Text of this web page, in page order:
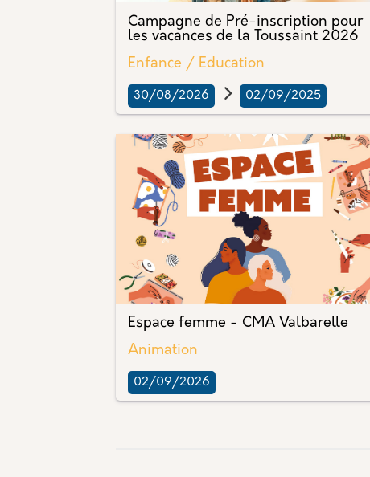
Campagne de Pré-inscription pour
les vacances de la Toussaint 2026
Enfance / Education
30/08/2026 02/09/2025
Espace femme - CMA Valbarelle
Animation
02/09/2026